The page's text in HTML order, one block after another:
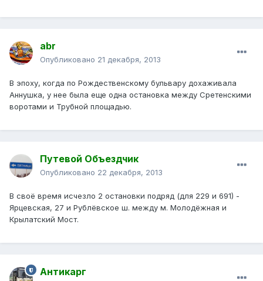
abr
Опубликовано 21 декабря, 2013
В эпоху, когда по Рождественскому бульвару дохаживала
Аннушка, у нее была еще одна остановка между Сретенскими
воротами и Трубной площадью.
Путевой Объездчик
Опубликовано 22 декабря, 2013
В своё время исчезло 2 остановки подряд (для 229 и 691) -
Ярцевская, 27 и Рублёвское ш. между м. Молодёжная и
Крылатский Мост.
Антикарг